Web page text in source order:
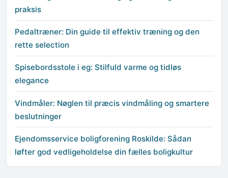
praksis
Pedaltræner: Din guide til effektiv træning og den
rette selection
Spisebordsstole i eg: Stilfuld varme og tidløs
elegance
Vindmåler: Nøglen til præcis vindmåling og smartere
beslutninger
Ejendomsservice boligforening Roskilde: Sådan
løfter god vedligeholdelse din fælles boligkultur